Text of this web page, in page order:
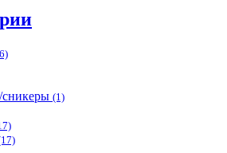
сникеры (1)